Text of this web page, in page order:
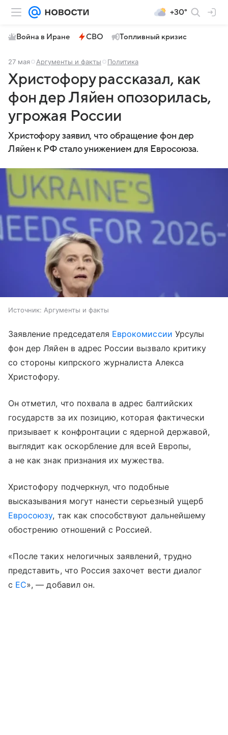
+30°
Война в Иране СВО Топливный кризис
27 мая Аргументы и факты Политика
Христофору рассказал, как
фон дер Ляйен опозорилась,
угрожая России
Христофору заявил, что обращение фон дер
Ляйен к РФ стало унижением для Евросоюза.
Источник: Аргументы и факты
Заявление председателя Еврокомиссии Урсулы
фон дер Ляйен в адрес России вызвало критику
со стороны кипрского журналиста Алекса
Христофору.
Он отметил, что похвала в адрес балтийских
государств за их позицию, которая фактически
призывает к конфронтации с ядерной державой,
выглядит как оскорбление для всей Европы,
а не как знак признания их мужества.
Христофору подчеркнул, что подобные
высказывания могут нанести серьезный ущерб
Евросоюзу, так как способствуют дальнейшему
обострению отношений с Россией.
«После таких нелогичных заявлений, трудно
представить, что Россия захочет вести диалог
с ЕС», — добавил он.